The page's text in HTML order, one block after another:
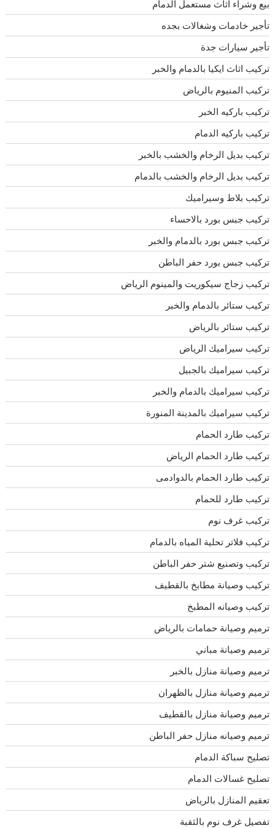
بيع وشراء اثاث مستعمل الدمام
تأجير خادمات وشغالات بجده
تأجير سيارات جدة
تركيب اثاث ايكيا بالدمام والخبر
تركيب المنيوم بالرياض
تركيب باركيه الخبر
تركيب باركيه الدمام
تركيب بديل الرخام والخشب بالخبر
تركيب بديل الرخام والخشب بالدمام
تركيب بلاط وسيراميك
تركيب جبس بورد بالاحساء
تركيب جبس بورد بالدمام والخبر
تركيب جبس بورد حفر الباطن
تركيب زجاج سيكوريت والمينوم الرياض
تركيب ستائر بالدمام والخبر
تركيب ستائر بالرياض
تركيب سيراميك الرياض
تركيب سيراميك بالجبيل
تركيب سيراميك بالدمام والخبر
تركيب سيراميك بالمدينة المنورة
تركيب طارد الحمام
تركيب طارد الحمام الرياض
تركيب طارد الحمام بالدوادمى
تركيب طارد للحمام
تركيب غرف نوم
تركيب فلاتر تحلية المياه بالدمام
تركيب وتصنيع شتر حفر الباطن
تركيب وصيانة مطابخ بالقطيف
تركيب وصيانه المطبخ
ترميم وصيانة حمامات بالرياض
ترميم وصيانة مباني
ترميم وصيانة منازل بالخبر
ترميم وصيانة منازل بالظهران
ترميم وصيانة منازل بالقطيف
ترميم وصيانه منازل حفر الباطن
تصليح سباكة الدمام
تصليح غسالات الدمام
تعقيم المنازل بالرياض
تفصيل غرف نوم بالثقبة